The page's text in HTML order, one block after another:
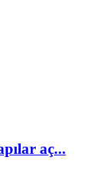
aç...